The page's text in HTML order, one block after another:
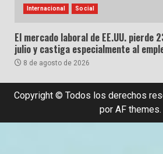
Internacional Social
El mercado laboral de EE.UU. pierde
julio y castiga especialmente al
8 de agosto de 2026
Copyright © Todos los derechos
por AF themes.